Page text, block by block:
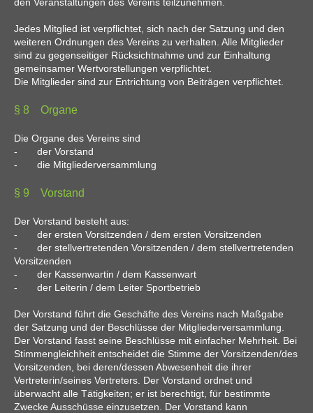
Jedes Mitglied ist verpflichtet, sich nach der Satzung und den
weiteren Ordnungen des Vereins zu verhalten. Alle Mitglieder
sind zu gegenseitiger Rücksichtnahme und zur Einhaltung
gemeinsamer Wertvorstellungen verpflichtet.
Die Mitglieder sind zur Entrichtung von Beiträgen verpflichtet.
§ 8 Organe
Die Organe des Vereins sind
- der Vorstand
- die Mitgliederversammlung
§ 9 Vorstand
Der Vorstand besteht aus:
- der ersten Vorsitzenden / dem ersten Vorsitzenden
- der stellvertretenden Vorsitzenden / dem stellvertretenden
Vorsitzenden
- der Kassenwartin / dem Kassenwart
- der Leiterin / dem Leiter Sportbetrieb
Der Vorstand führt die Geschäfte des Vereins nach Maßgabe
der Satzung und der Beschlüsse der Mitgliederversammlung.
Der Vorstand fasst seine Beschlüsse mit einfacher Mehrheit. Bei
Stimmengleichheit entscheidet die Stimme der Vorsitzenden/des
Vorsitzenden, bei deren/dessen Abwesenheit die ihrer
Vertreterin/seines Vertreters. Der Vorstand ordnet und
überwacht alle Tätigkeiten; er ist berechtigt, für bestimmte
Zwecke Ausschüsse einzusetzen. Der Vorstand kann